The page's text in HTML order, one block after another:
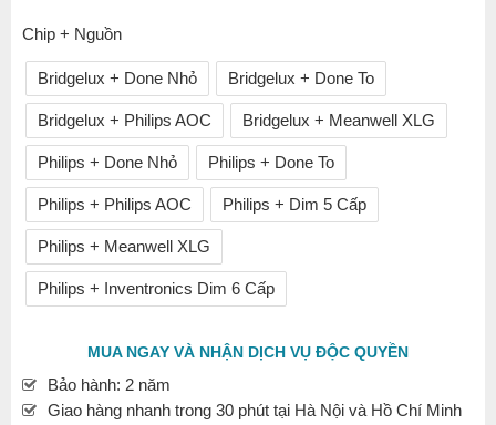
Chip + Nguồn
Bridgelux + Done Nhỏ Bridgelux + Done To
Bridgelux + Philips AOC Bridgelux + Meanwell XLG
Philips + Done Nhỏ Philips + Done To
Philips + Philips AOC Philips + Dim 5 Cấp
Philips + Meanwell XLG
Philips + Inventronics Dim 6 Cấp
MUA NGAY VÀ NHẬN DỊCH VỤ ĐỘC QUYỀN
Bảo hành: 2 năm
Giao hàng nhanh trong 30 phút tại Hà Nội và Hồ Chí Minh